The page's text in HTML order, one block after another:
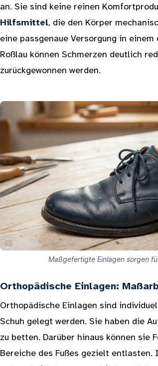
an. Sie sind keine reinen
Hilfsmittel, die den Körper
eine passgenaue Versorgung in
Roßlau können Schmerzen deutlich
zurückgewonnen werden.
Maßgefertigte Einlagen sorgen
Orthopädische Einlagen:
Orthopädische Einlagen sind
Schuh gelegt werden. Sie haben die
zu betten. Darüber hinaus können sie
Bereiche des Fußes gezielt